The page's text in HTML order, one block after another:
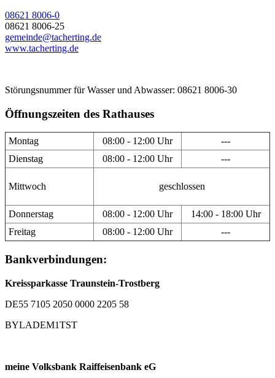
08621 8006-0
08621 8006-25
gemeinde@tacherting.de
www.tacherting.de
Störungsnummer für Wasser und Abwasser: 08621 8006-30
Öffnungszeiten des Rathauses
Montag 08:00 - 12:00 Uhr
---
Dienstag
08:00 - 12:00 Uhr ---
Mittwoch geschlossen
Donnerstag 08:00 - 12:00 Uhr
14:00 - 18:00 Uhr
Freitag
08:00 - 12:00 Uhr ---
Bankverbindungen:
Kreissparkasse Traunstein-Trostberg
DE55 7105 2050 0000 2205 58
BYLADEM1TST
meine Volksbank Raiffeisenbank eG